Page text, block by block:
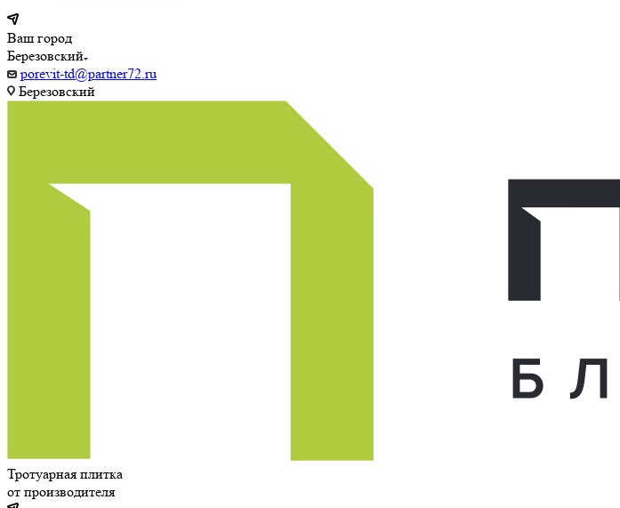
Ваш город
Березовский
porevit-td@partner72.ru
Березовский
Тротуарная плитка
от производителя